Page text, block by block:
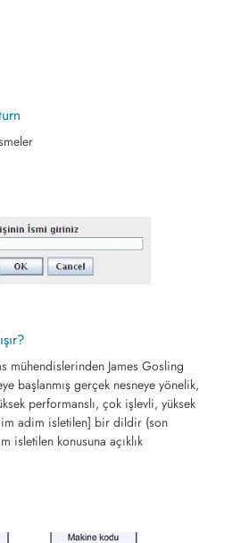
mühendislerinden James Gosling
başlanmış gerçek nesneye yönelik,
performanslı, çok işlevli, yüksek
adim isletilen] bir dildir (son
isletilen konusuna açıklık